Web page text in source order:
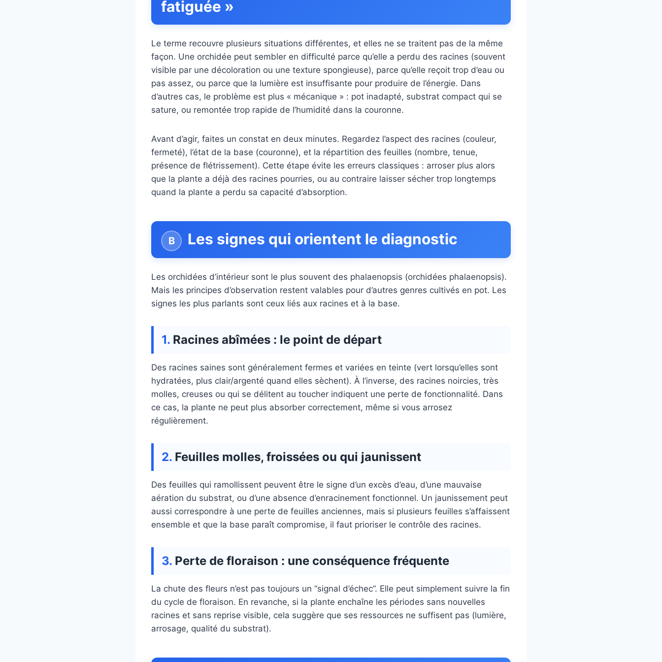
fatiguée »
Le terme recouvre plusieurs situations différentes, et elles ne se traitent pas de la même
façon. Une orchidée peut sembler en difficulté parce qu’elle a perdu des racines (souvent
visible par une décoloration ou une texture spongieuse), parce qu’elle reçoit trop d’eau ou
pas assez, ou parce que la lumière est insuffisante pour produire de l’énergie. Dans
d’autres cas, le problème est plus « mécanique » : pot inadapté, substrat compact qui se
sature, ou remontée trop rapide de l’humidité dans la couronne.
Avant d’agir, faites un constat en deux minutes. Regardez l’aspect des racines (couleur,
fermeté), l’état de la base (couronne), et la répartition des feuilles (nombre, tenue,
présence de flétrissement). Cette étape évite les erreurs classiques : arroser plus alors
que la plante a déjà des racines pourries, ou au contraire laisser sécher trop longtemps
quand la plante a perdu sa capacité d’absorption.
Les signes qui orientent le diagnostic
Les orchidées d’intérieur sont le plus souvent des phalaenopsis (orchidées phalaenopsis).
Mais les principes d’observation restent valables pour d’autres genres cultivés en pot. Les
signes les plus parlants sont ceux liés aux racines et à la base.
Racines abîmées : le point de départ
Des racines saines sont généralement fermes et variées en teinte (vert lorsqu’elles sont
hydratées, plus clair/argenté quand elles sèchent). À l’inverse, des racines noircies, très
molles, creuses ou qui se délitent au toucher indiquent une perte de fonctionnalité. Dans
ce cas, la plante ne peut plus absorber correctement, même si vous arrosez
régulièrement.
Feuilles molles, froissées ou qui jaunissent
Des feuilles qui ramollissent peuvent être le signe d’un excès d’eau, d’une mauvaise
aération du substrat, ou d’une absence d’enracinement fonctionnel. Un jaunissement peut
aussi correspondre à une perte de feuilles anciennes, mais si plusieurs feuilles s’affaissent
ensemble et que la base paraît compromise, il faut prioriser le contrôle des racines.
Perte de floraison : une conséquence fréquente
La chute des fleurs n’est pas toujours un “signal d’échec”. Elle peut simplement suivre la fin
du cycle de floraison. En revanche, si la plante enchaîne les périodes sans nouvelles
racines et sans reprise visible, cela suggère que ses ressources ne suffisent pas (lumière,
arrosage, qualité du substrat).